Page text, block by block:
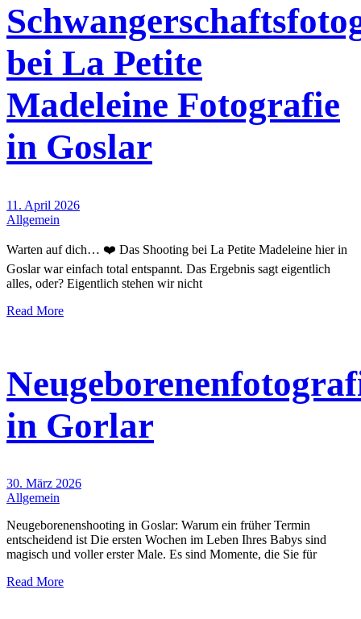
bei La Petite
Madeleine Fotografie
in Goslar
11. April 2026
Allgemein
Warten auf dich… ❤️ Das Shooting bei La Petite Madeleine hier in
Goslar war einfach total entspannt. Das Ergebnis sagt eigentlich
alles, oder? Eigentlich stehen wir nicht
Read More
in Gorlar
30. März 2026
Allgemein
Neugeborenenshooting in Goslar: Warum ein früher Termin
entscheidend ist Die ersten Wochen im Leben Ihres Babys sind
magisch und voller erster Male. Es sind Momente, die Sie für
Read More